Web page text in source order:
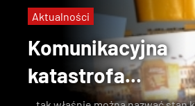
Komunikacyjna
katastrofa...
Aktualności